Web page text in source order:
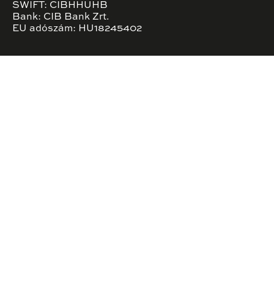
SWIFT: CIBHHUHB
Bank: CIB Bank Zrt.
EU adószám: HU18245402